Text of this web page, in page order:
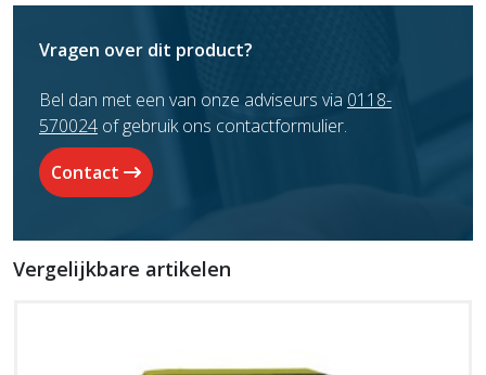
Vragen over dit product?
Bel dan met een van onze adviseurs via 0118-
570024 of gebruik ons contactformulier.
Contact
Vergelijkbare artikelen